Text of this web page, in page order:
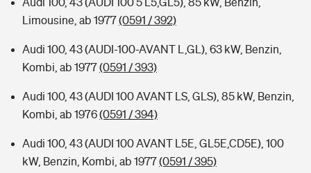
Limousine, ab 1977(0591 / 392)
Audi 100, 43 (AUDI-100-AVANT L,GL), 63 kW, Benzin,
Kombi, ab 1977(0591 / 393)
Audi 100, 43 (AUDI 100 AVANT LS, GLS), 85 kW, Benzin,
Kombi, ab 1976(0591 / 394)
Audi 100, 43 (AUDI 100 AVANT L5E, GL5E,CD5E), 100
kW, Benzin, Kombi, ab 1977(0591 / 395)